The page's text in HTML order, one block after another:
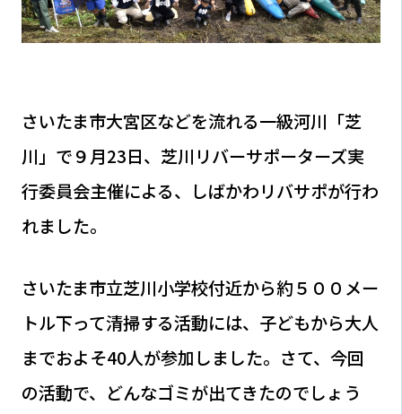
さいたま市大宮区などを流れる一級河川「芝
川」で９月23日、芝川リバーサポーターズ実
行委員会主催による、しばかわリバサポが行わ
れました。
さいたま市立芝川小学校付近から約５００メー
トル下って清掃する活動には、子どもから大人
までおよそ40人が参加しました。さて、今回
の活動で、どんなゴミが出てきたのでしょう